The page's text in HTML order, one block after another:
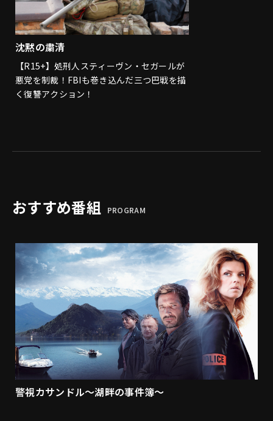
沈黙の粛清
【R15+】処刑人スティーヴン・セガールが
悪党を制裁！FBIも巻き込んだ三つ巴戦を描
く復讐アクション！
おすすめ番組 PROGRAM
警視カサンドル～湖畔の事件簿～